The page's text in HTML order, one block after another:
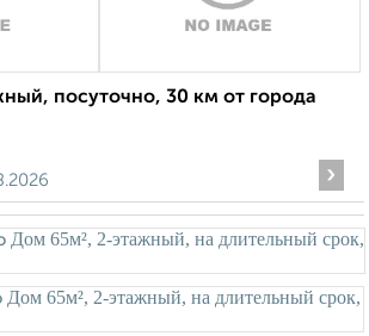
посуточно, 30 км от города
›